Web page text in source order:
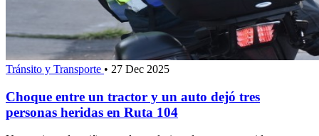
Tránsito y Transporte • 27 Dec 2025
Choque entre un tractor y un auto dejó tres
personas heridas en Ruta 104